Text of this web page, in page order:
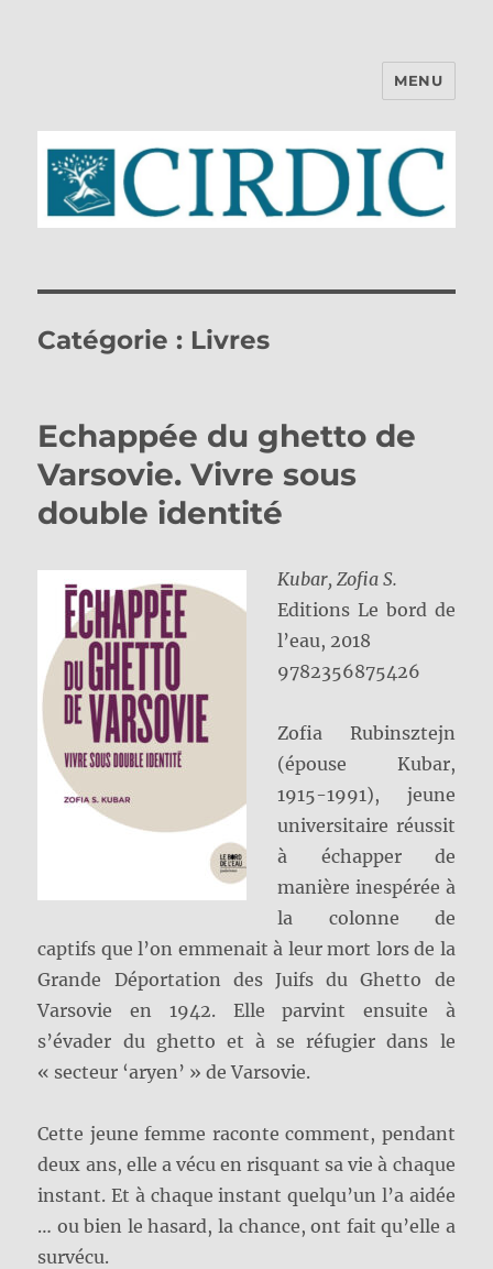
MENU
Catégorie : Livres
Echappée du ghetto de
Varsovie. Vivre sous
double identité
Kubar, Zofia S.
Editions Le bord de
l’eau, 2018
9782356875426
Zofia Rubinsztejn
(épouse Kubar,
1915-1991), jeune
universitaire réussit
à échapper de
manière inespérée à
la colonne de
captifs que l’on emmenait à leur mort lors de la
Grande Déportation des Juifs du Ghetto de
Varsovie en 1942. Elle parvint ensuite à
s’évader du ghetto et à se réfugier dans le
« secteur ‘aryen’ » de Varsovie.
Cette jeune femme raconte comment, pendant
deux ans, elle a vécu en risquant sa vie à chaque
instant. Et à chaque instant quelqu’un l’a aidée
… ou bien le hasard, la chance, ont fait qu’elle a
survécu.